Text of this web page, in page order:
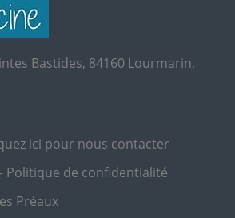
Bastides, 84160 Lourmarin,
ici pour nous contacter
Politique de confidentialité
Préaux